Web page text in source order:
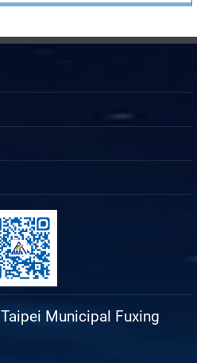
Taipei Municipal Fuxing